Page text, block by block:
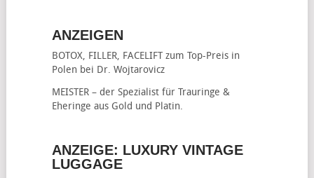
ANZEIGEN
BOTOX, FILLER, FACELIFTzum Top-Preis in
Polen bei Dr. Wojtarovicz
MEISTER – der Spezialist für Trauringe &
Eheringe aus Gold und Platin.
ANZEIGE: LUXURY VINTAGE
LUGGAGE